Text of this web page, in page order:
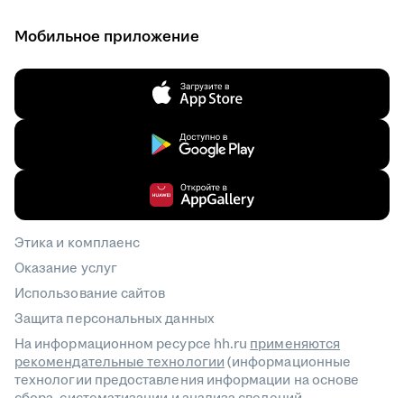
Мобильное приложение
Этика и комплаенс
Оказание услуг
Использование сайтов
Защита персональных данных
На информационном ресурсе hh.ru применяются
рекомендательные технологии(информационные
технологии предоставления информации на основе